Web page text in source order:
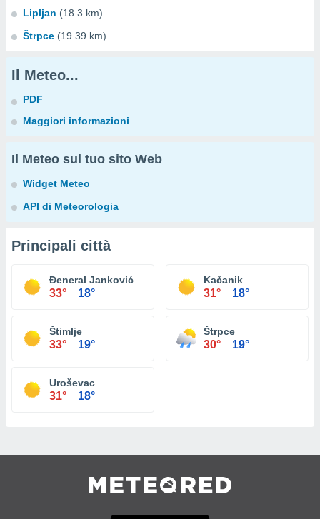
Lipljan (18.3 km)
Štrpce (19.39 km)
Il Meteo...
PDF
Maggiori informazioni
Il Meteo sul tuo sito Web
Widget Meteo
API di Meteorologia
Principali città
Đeneral Janković
33° 18°
Kačanik
31° 18°
Štimlje
33° 19°
Štrpce
30° 19°
Uroševac
31° 18°